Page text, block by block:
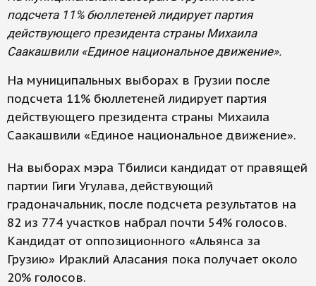
подсчета 11% бюллетеней лидирует партия
действующего президента страны Михаила
Саакашвили «Единое национальное движение».
На муниципальных выборах в Грузии после
подсчета 11% бюллетеней лидирует партия
действующего президента страны Михаила
Саакашвили «Единое национальное движение».
На выборах мэра Тбилиси кандидат от правящей
партии Гиги Угулава, действующий
градоначальник, после подсчета результатов на
82 из 774 участков набрал почти 54% голосов.
Кандидат от оппозиционного «Альянса за
Грузию» Ираклий Аласания пока получает около
20% голосов.